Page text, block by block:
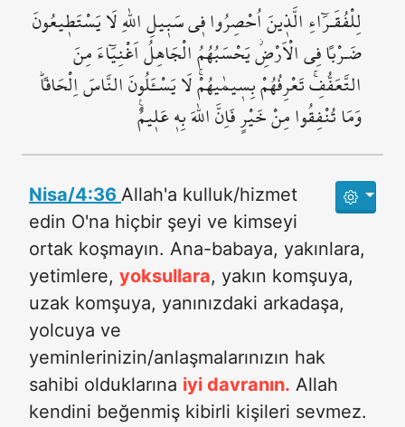
لِلْفُقَـرَٓاءِ الَّذ۪ينَ اُحْصِرُوا ف۪ي سَب۪يلِ اللّٰهِ لَا يَسْتَط۪يعُونَ
ضَـرْباً فِي الْاَرْضِۘ يَحْسَبُهُمُ الْجَاهِلُ اَغْنِيَٓاءَ مِنَ
التَّعَفُّفِۚ تَعْرِفُهُمْ بِس۪يمٰيهُمْۚ لَا يَسْـَٔلُونَ النَّاسَ اِلْحَافاًۜ
وَمَا تُنْفِقُوا مِنْ خَيْرٍ فَاِنَّ اللّٰهَ بِه۪ عَل۪يمٌ۟
Nisa/4:36 Allah'a kulluk/hizmet
edin O'na hiçbir şeyi ve kimseyi
ortak koşmayın. Ana-babaya, yakınlara,
yetimlere, yoksullara, yakın komşuya,
uzak komşuya, yanınızdaki arkadaşa,
yolcuya ve
yeminlerinizin/anlaşmalarınızın hak
sahibi olduklarına iyi davranın. Allah
kendini beğenmiş kibirli kişileri sevmez.